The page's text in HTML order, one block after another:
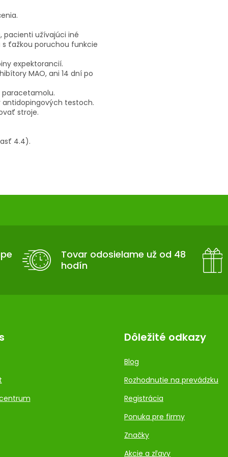
pacienti užívajúci iné
ťažkou poruchou funkcie
expektorancií.
MAO, ani 14 dní po
paracetamolu.
antidopingových testoch.
stroje.
4.4).
Tovar odosielame už od 48
hodín
Dôležité odkazy
Blog
Rozhodnutie na prevádzku
Registrácia
Ponuka pre firmy
Značky
Akcie a zľavy